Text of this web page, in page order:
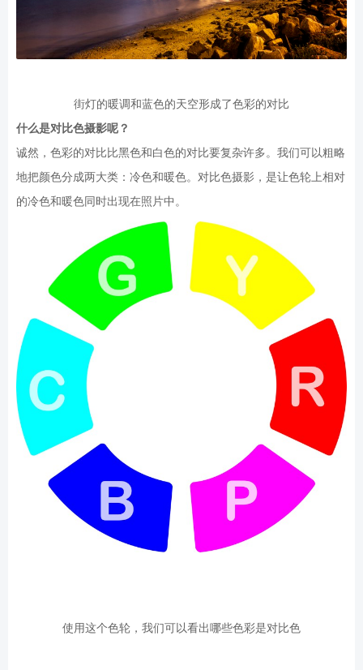
街灯的暖调和蓝色的天空形成了色彩的对比
什么是对比色摄影呢？
诚然，色彩的对比比黑色和白色的对比要复杂许多。我们可以粗略
地把颜色分成两大类：冷色和暖色。对比色摄影，是让色轮上相对
的冷色和暖色同时出现在照片中。
使用这个色轮，我们可以看出哪些色彩是对比色